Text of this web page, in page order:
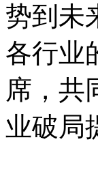
势到未
各行业
席，共
业破局